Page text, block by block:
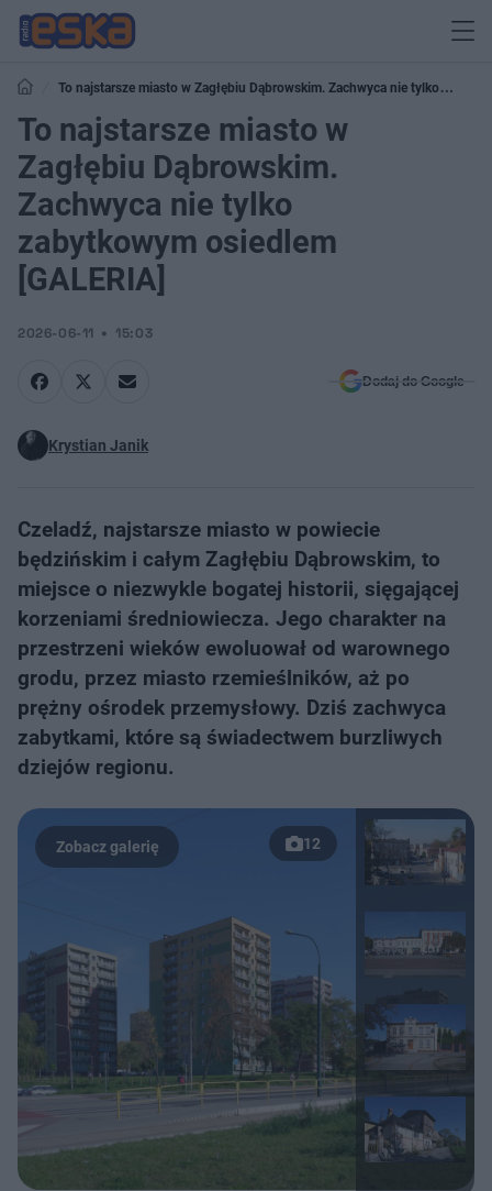
To najstarsze miasto w Zagłębiu Dąbrowskim. Zachwyca nie tylko
zabytkowym osiedlem [GALERIA]
To najstarsze miasto w
Zagłębiu Dąbrowskim.
Zachwyca nie tylko
zabytkowym osiedlem
[GALERIA]
2026-06-11 15:03
Dodaj do Google
Krystian Janik
Czeladź, najstarsze miasto w powiecie
będzińskim i całym Zagłębiu Dąbrowskim, to
miejsce o niezwykle bogatej historii, sięgającej
korzeniami średniowiecza. Jego charakter na
przestrzeni wieków ewoluował od warownego
grodu, przez miasto rzemieślników, aż po
prężny ośrodek przemysłowy. Dziś zachwyca
zabytkami, które są świadectwem burzliwych
dziejów regionu.
12